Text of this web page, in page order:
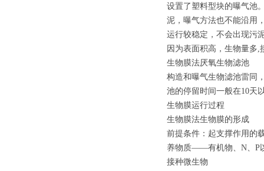
设置了塑料型块的曝气池
泥，曝气方法也不能沿用
运行较稳定，不会出现污
因为表面积高，生物量多
生物膜法厌氧生物滤池
构造和曝气生物滤池雷同
池的停留时间一般在10天
生物膜运行过程
生物膜法生物膜的形成
前提条件：起支撑作用
养物质——有机物、N、P
接种微生物